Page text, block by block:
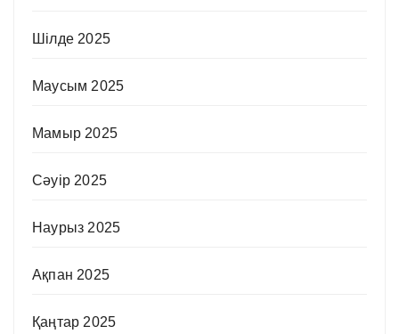
Шілде 2025
Маусым 2025
Мамыр 2025
Сәуір 2025
Наурыз 2025
Ақпан 2025
Қаңтар 2025